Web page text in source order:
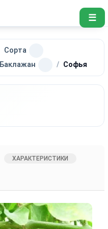
☰
Сорта
Баклажан Софья
ХАРАКТЕРИСТИКИ